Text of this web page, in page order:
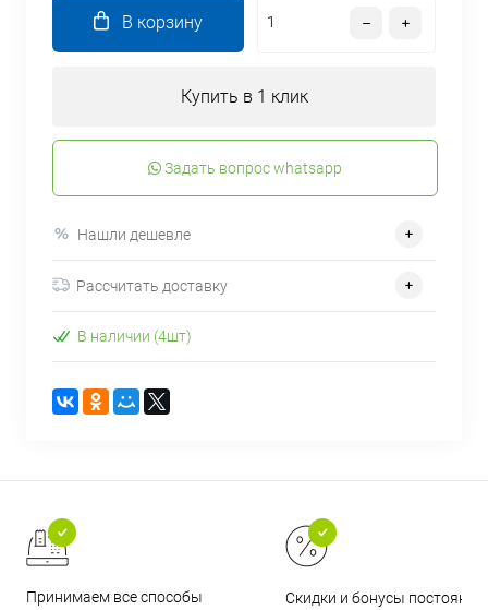
В корзину
Купить в 1 клик
Задать вопрос whatsapp
Нашли дешевле
Рассчитать доставку
В наличии (4шт)
Принимаем все способы
Скидки и бонусы